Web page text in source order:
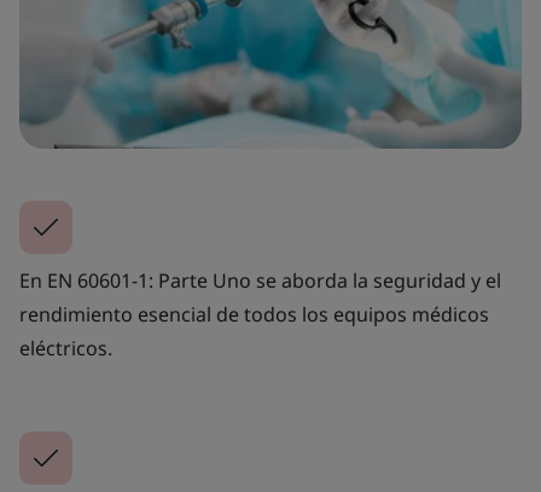
En EN 60601-1: Parte Uno se aborda la seguridad y el
rendimiento esencial de todos los equipos médicos
eléctricos.